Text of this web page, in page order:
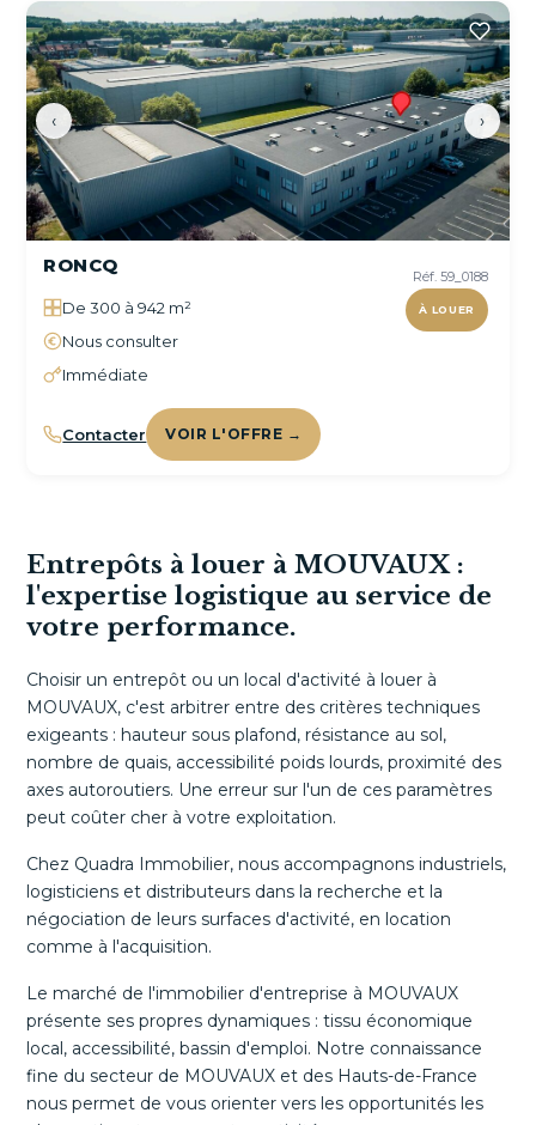
‹ ›
Réf. 59_0188
À LOUER
RONCQ
De 300 à 942 m²
Nous consulter
Immédiate
Contacter VOIR L'OFFRE →
Entrepôts à louer à MOUVAUX :
l'expertise logistique au service de
votre performance.
Choisir un entrepôt ou un local d'activité à louer à
MOUVAUX, c'est arbitrer entre des critères techniques
exigeants : hauteur sous plafond, résistance au sol,
nombre de quais, accessibilité poids lourds, proximité des
axes autoroutiers. Une erreur sur l'un de ces paramètres
peut coûter cher à votre exploitation.
Chez Quadra Immobilier, nous accompagnons industriels,
logisticiens et distributeurs dans la recherche et la
négociation de leurs surfaces d'activité, en location
comme à l'acquisition.
Le marché de l'immobilier d'entreprise à MOUVAUX
présente ses propres dynamiques : tissu économique
local, accessibilité, bassin d'emploi. Notre connaissance
fine du secteur de MOUVAUX et des Hauts-de-France
nous permet de vous orienter vers les opportunités les